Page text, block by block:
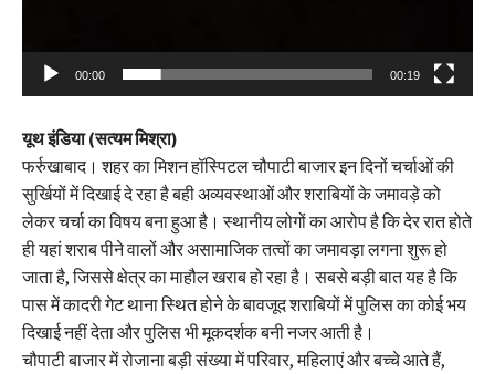
00:00 00:19
यूथ इंडिया (सत्यम मिश्रा)
फर्रुखाबाद। शहर का मिशन हॉस्पिटल चौपाटी बाजार इन दिनों चर्चाओं की
सुर्खियों में दिखाई दे रहा है बही अव्यवस्थाओं और शराबियों के जमावड़े को
लेकर चर्चा का विषय बना हुआ है। स्थानीय लोगों का आरोप है कि देर रात होते
ही यहां शराब पीने वालों और असामाजिक तत्वों का जमावड़ा लगना शुरू हो
जाता है, जिससे क्षेत्र का माहौल खराब हो रहा है। सबसे बड़ी बात यह है कि
पास में कादरी गेट थाना स्थित होने के बावजूद शराबियों में पुलिस का कोई भय
दिखाई नहीं देता और पुलिस भी मूकदर्शक बनी नजर आती है।
चौपाटी बाजार में रोजाना बड़ी संख्या में परिवार, महिलाएं और बच्चे आते हैं,